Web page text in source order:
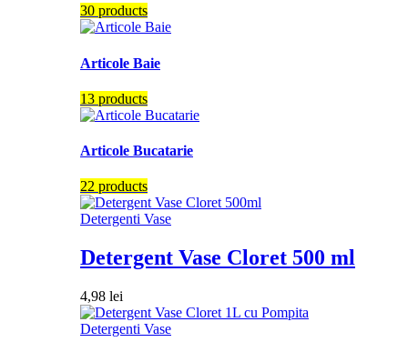
30 products
Articole Baie
13 products
Articole Bucatarie
22 products
Detergenti Vase
Detergent Vase Cloret 500 ml
4,98 lei
Detergenti Vase